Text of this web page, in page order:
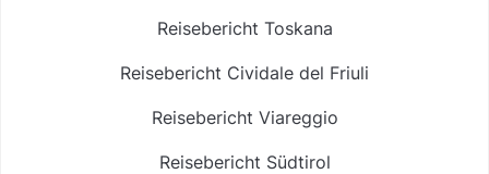
Reisebericht Toskana
Reisebericht Cividale del Friuli
Reisebericht Viareggio
Reisebericht Südtirol